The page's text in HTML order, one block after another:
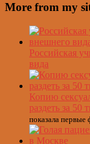
More from my
Российская
вида
Копию
раздеть за 50
показала